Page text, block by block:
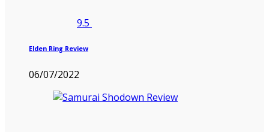
9.5
Elden Ring Review
06/07/2022